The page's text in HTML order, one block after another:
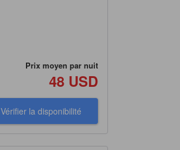
Prix moyen par nuit
48 USD
Vérifier la disponibilité